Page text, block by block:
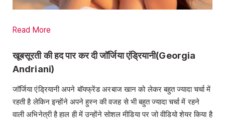
Read More
खूबसूरती की हद पार कर दी जॉर्जिया एंड्रियानी(Georgia
Andriani)
जॉर्जिया एंड्रियानी अपने बॉयफ्रेंड अरबाज खान को लेकर बहुत ज्यादा चर्चा में
रहती है लेकिन इन्होंने अपने हुस्न की वजह से भी बहुत ज्यादा चर्चा में रहने
वाली अभिनेत्री है हाल ही में उन्होंने सोशल मीडिया पर जो वीडियो शेयर किया है